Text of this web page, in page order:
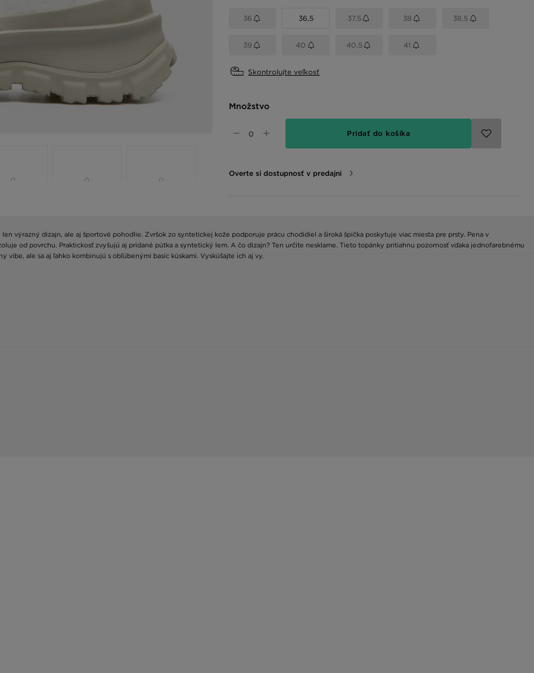
36 36,5 37,5 38 38,5
39 40 40,5 41
Skontrolujte veľkosť
Množstvo
Pridať do košíka
Overte si dostupnosť v predajni
výrazný dizajn, ale aj športové pohodlie. Zvršok zo syntetickej kože podporuje prácu chodidiel a široká špička poskytuje viac miesta pre prsty. Pena v
od povrchu. Praktickosť zvyšujú aj pridané pútka a syntetický lem. A čo dizajn? Ten určite nesklame. Tieto topánky pritiahnu pozornosť vďaka jednofarebnému
ale sa aj ľahko kombinujú s obľúbenými basic kúskami. Vyskúšajte ich aj vy.